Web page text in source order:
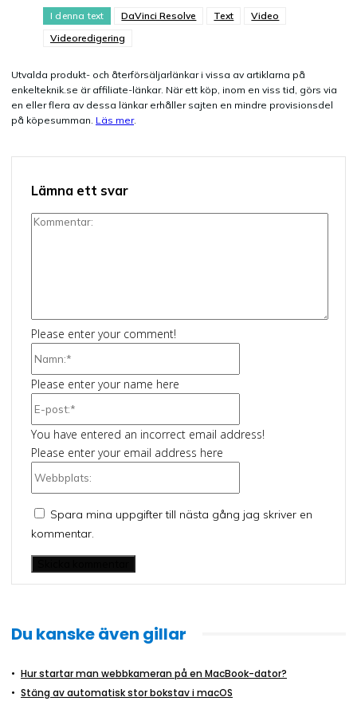
I denna text DaVinci Resolve Text
Video
Videoredigering
Utvalda produkt- och återförsäljarlänkar i vissa av artiklarna på
enkelteknik.se är affiliate-länkar. När ett köp, inom en viss tid, görs via
en eller flera av dessa länkar erhåller sajten en mindre provisionsdel
på köpesumman. Läs mer.
Lämna ett svar
Kommentar:
Please enter your comment!
Please enter your name here
You have entered an incorrect email address!
Please enter your email address here
Spara mina uppgifter till nästa gång jag skriver en
kommentar.
Du kanske även gillar
Hur startar man webbkameran på en MacBook-dator?
Stäng av automatisk stor bokstav i macOS